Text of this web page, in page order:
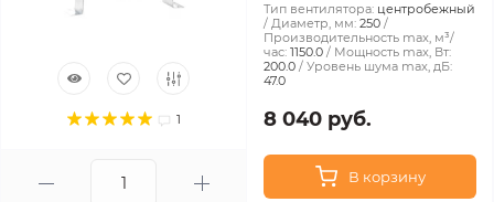
1
Тип вентилятора: центробежный
Диаметр, мм: 250
Производительность max, м³/
час: 1150.0
Мощность max, Вт:
200.0
Уровень шума max, дБ:
47.0
8 040 руб.
В корзину